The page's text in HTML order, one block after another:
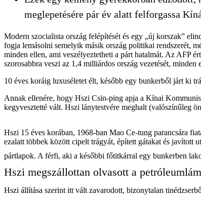
meglepetésére pár év alatt felforgassa
Modern szocialista ország felépítését és egy „új korszak”
fogja lemásolni semelyik másik ország politikai rendszerét,
minden ellen, ami veszélyeztetheti a párt hatalmát. Az AFP
szorosabbra veszi az 1,4 milliárdos ország vezetését,
10 éves koráig luxuséletet élt, később egy bunkerből járt ki
Annak ellenére, hogy Hszi Csin-ping apja a Kínai
kegyvesztetté vált. Hszi lánytestvére meghalt (valószínűleg
Hszi 15 éves korában, 1968-ban Mao Ce-tung parancsára
ezalatt többek között cipelt trágyát, épített gátakat és javított
pártlapok. A férfi, aki a későbbi főtitkárral egy bunkerben
Hszi megszállottan olvasott a
Hszi állítása szerint itt vált zavarodott, bizonytalan